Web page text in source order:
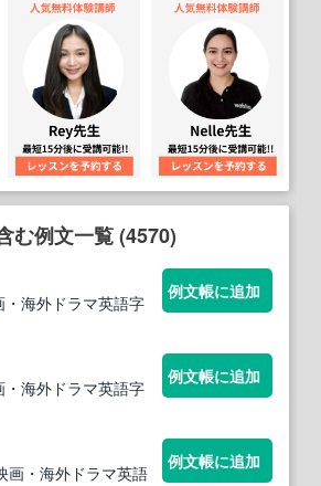
む例文一覧 (4570)
・海外ドラマ英語字
例文帳に追加
・海外ドラマ英語字
例文帳に追加
画・海外ドラマ英語
例文帳に追加